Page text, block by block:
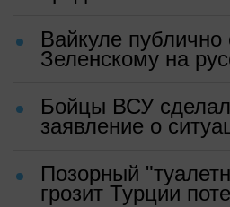
Вайкуле публично
Зеленскому на
Бойцы ВСУ
заявление о
Позорный
грозит Турции